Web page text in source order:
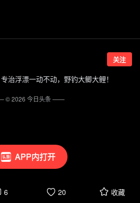
APP内打开
关注
治浮漂一动不动，野钓大鲫大鲤！
6 20 收藏
©2026 今日头条——